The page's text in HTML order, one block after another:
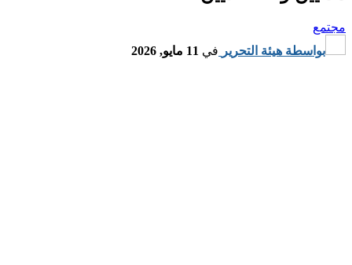
هيئة التحرير في11 مايو, 2026